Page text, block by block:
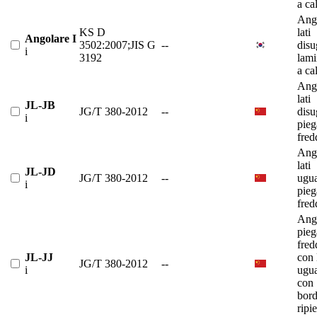
a
Angolare I
i
KS D
3502:2007;JIS G
3192
--
lati
a
JL-JB
i
JG/T 380-2012 --
lati
JL-JD
i
JG/T 380-2012 --
lati
JL-JJ
i
JG/T 380-2012 --
con
con